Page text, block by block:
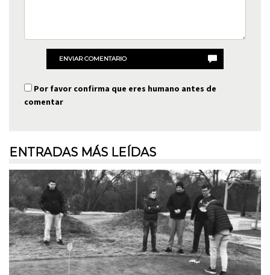
ENVIAR COMENTARIO
Por favor confirma que eres humano antes de
comentar
ENTRADAS MÁS LEÍDAS